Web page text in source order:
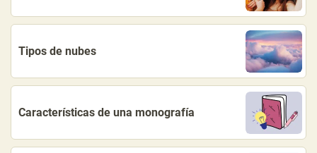
Tipos de nubes
Características de una monografía